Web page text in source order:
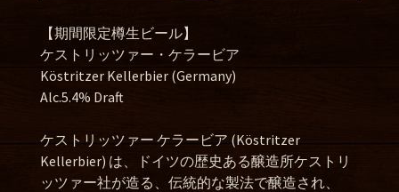
【期間限定樽生ビール】
ケストリッツァー・ケラービア
Köstritzer Kellerbier (Germany)
Alc.5.4% Draft
ケストリッツァー ケラービア (Köstritzer
Kellerbier) は、ドイツの歴史ある醸造所ケストリ
ッツァー社が造る、伝統的な製法で醸造され、